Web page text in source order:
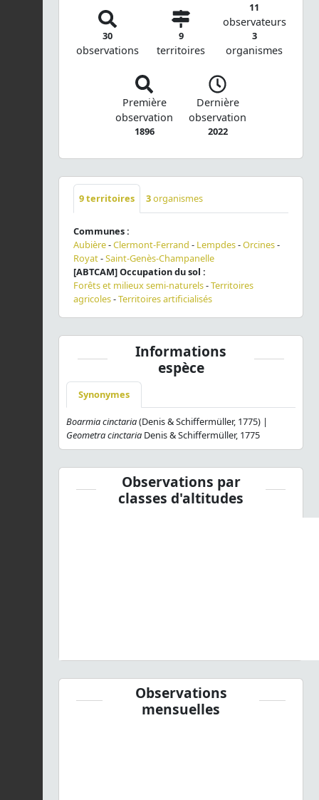
30
observations
9
territoires
11
observateurs
3
organismes
Première
observation
1896
Dernière
observation
2022
9territoires 3organismes
Communes :
Aubière-Clermont-Ferrand - Lempdes-Orcines-
Royat-Saint-Genès-Champanelle
[ABTCAM] Occupation du sol :
Forêts et milieux semi-naturels-Territoires
agricoles-Territoires artificialisés
Informations
espèce
Synonymes
Boarmia cinctaria(Denis & Schiffermüller, 1775) |
Geometra cinctaria Denis & Schiffermüller, 1775
Observations par
classes d'altitudes
Observations
mensuelles